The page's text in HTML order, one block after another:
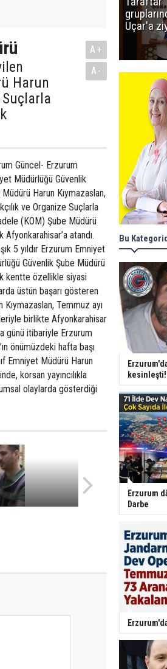
Harun
Suçlarla
A+
A-
Güncel- Erzurum
Müdürlüğü Güvenlik
Harun Kıymazaslan,
ve Organize Suçlarla
(KOM) Şube Müdürü
Afyonkarahisar’a atandı.
5 yıldır Erzurum Emniyet
Güvenlik Şube Müdürü
kentte özellikle siyasi
üstün başarı gösteren
Kıymazaslan, Temmuz ayı
birlikte Afyonkarahisar
günü itibariyle Erzurum
önümüzdeki hafta başı
Emniyet Müdürü Harun
korsan yayıncılıkla
olaylarda gösterdiği
Uçar'a
Bu
kesinleşti!
Erzurum
Darbe